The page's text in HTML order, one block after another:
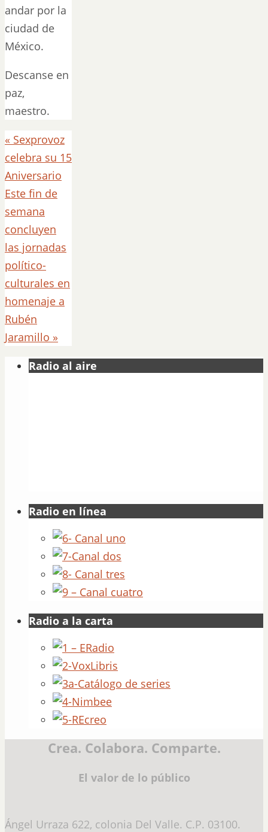
andar por la
ciudad de
México.
Descanse en
paz,
maestro.
« Sexprovoz
celebra su 15
Aniversario
Este fin de
semana
concluyen
las jornadas
político-
culturales en
homenaje a
Rubén
Jaramillo »
Radio al aire
Radio en línea
Radio a la carta
Crea. Colabora. Comparte.
El valor de lo público
Ángel Urraza 622, colonia Del Valle. C.P. 03100.